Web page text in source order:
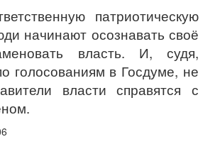
патриотическую
начинают осознавать своё
власть. И, судя,
голосованиям в Госдуме, не
власти справятся с